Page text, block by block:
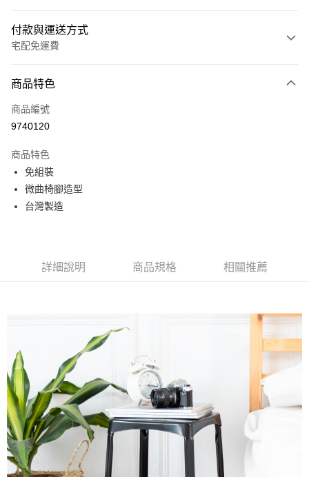
付款與運送方式
宅配免運費
信用卡一次付款
LINE Pay
全盈+PAY
ATM付款
商品特色
商品編號
9740120
商品特色
免組裝
微曲椅腳造型
台灣製造
詳細說明 商品規格 相關推薦